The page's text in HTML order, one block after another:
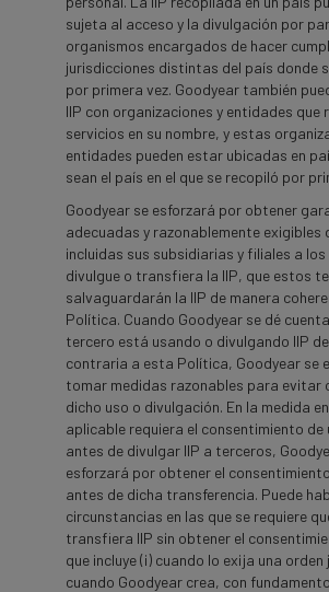
sujeta al acceso y la divulgación por
organismos encargados de hacer
jurisdicciones distintas del país donde
por primera vez. Goodyear también
IIP con organizaciones y entidades que
servicios en su nombre, y estas
entidades pueden estar ubicadas en
sean el país en el que se recopiló por
Goodyear se esforzará por obtener
adecuadas y razonablemente exigibles
incluidas sus subsidiarias y filiales a los
divulgue o transfiera la IIP, que estos
salvaguardarán la IIP de manera
Política. Cuando Goodyear se dé
tercero está usando o divulgando IIP
contraria a esta Política, Goodyear se
tomar medidas razonables para evitar
dicho uso o divulgación. En la medida
aplicable requiera el consentimiento de
antes de divulgar IIP a terceros,
esforzará por obtener el
antes de dicha transferencia. Puede
circunstancias en las que se requiere
transfiera IIP sin obtener el
que incluye (i) cuando lo exija una orden
cuando Goodyear crea, con